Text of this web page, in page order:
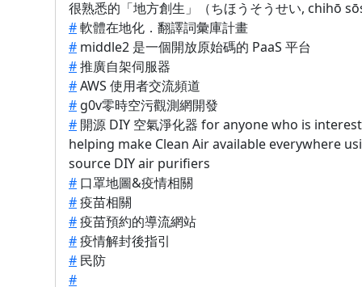
很熟悉的「地方創生」（ちほうそうせい, chihō
#軟體在地化．翻譯詞彙庫計畫
# middle2 是一個開放原始碼的 PaaS 平台
#推廣自架伺服器
#AWS 使用者交流頻道
# g0v零時空污觀測網開發
# 開源 DIY 空氣淨化器 for anyone who is
helping make Clean Air available everywhere
source DIY air purifiers
# 口罩地圖&疫情相關
#疫苗相關
#疫苗預約的導流網站
#疫情解封後指引
# 民防
#